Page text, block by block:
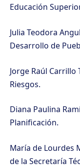
Educación
Julia Teodora
Desarrollo de
Jorge Raúl
Riesgos.
Diana Paulina
Planificación.
María de Lourdes
de la Secretaría